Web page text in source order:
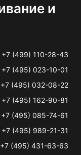
и
+7 (499) 110-28-43
+7 (495) 023-10-01
+7 (495) 032-08-22
+7 (495) 162-90-81
+7 (495) 085-74-61
+7 (495) 989-21-31
+7 (495) 431-63-63